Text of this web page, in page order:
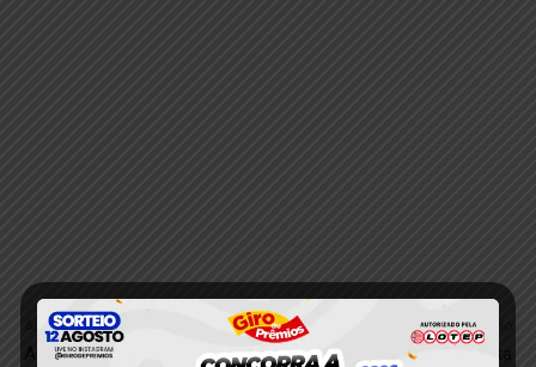
Anterior
A Polícia Federal deflagrou
Próximo
Reforço com Pfizer aumenta